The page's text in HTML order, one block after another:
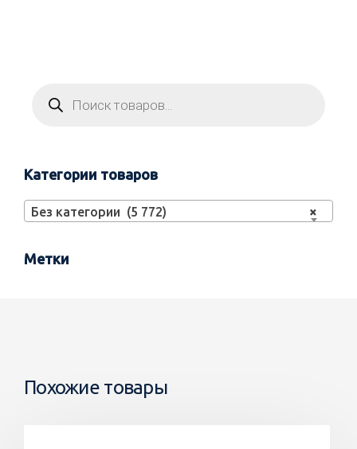
Категории товаров
×
Без категории (5 772)
Метки
Похожие товары